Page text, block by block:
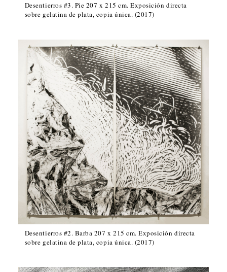
Desentierros #3. Pie 207 x 215 cm. Exposición directa
sobre gelatina de plata, copia única. (2017)
Desentierros #2. Barba 207 x 215 cm. Exposición directa
sobre gelatina de plata, copia única. (2017)